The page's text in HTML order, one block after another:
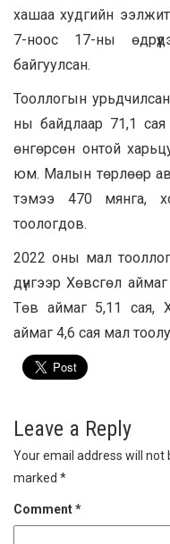
хашаа худгийн
7-ноос 17-ны
байгуулсан.
Тооллогын
ны байдлаар 71,1
өнгөрсөн онтой
юм. Малын төрлөөр авч
тэмээ 470 мянга,
тоологдов.
2022 оны мал
дүнгээр Хөвсгөл
Төв аймаг 5,11 сая,
аймаг 4,6 сая мал
Leave a Reply
Your email address will not
marked *
Comment*